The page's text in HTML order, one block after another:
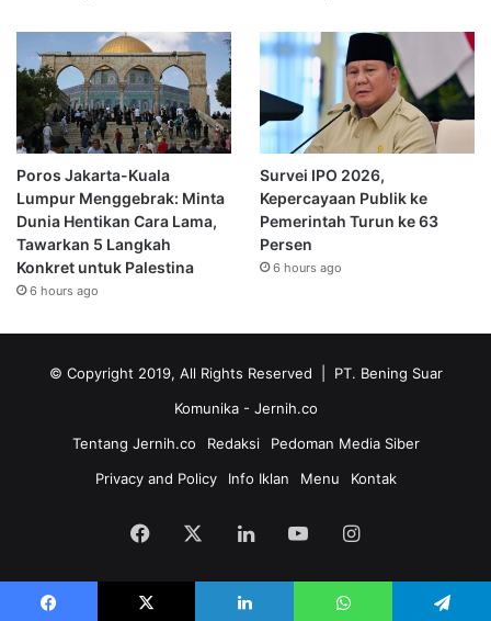
Poros Jakarta-Kuala
Lumpur Menggebrak: Minta
Dunia Hentikan Cara Lama,
Tawarkan 5 Langkah
Konkret untuk Palestina
6 hours ago
Survei IPO 2026,
Kepercayaan Publik ke
Pemerintah Turun ke 63
Persen
6 hours ago
© Copyright 2019, All Rights Reserved | PT. Bening Suar
Komunika - Jernih.co
Tentang Jernih.co
Redaksi
Pedoman Media Siber
Privacy and Policy
Info Iklan Menu Kontak
Facebook LinkedInYouTubeInstagram